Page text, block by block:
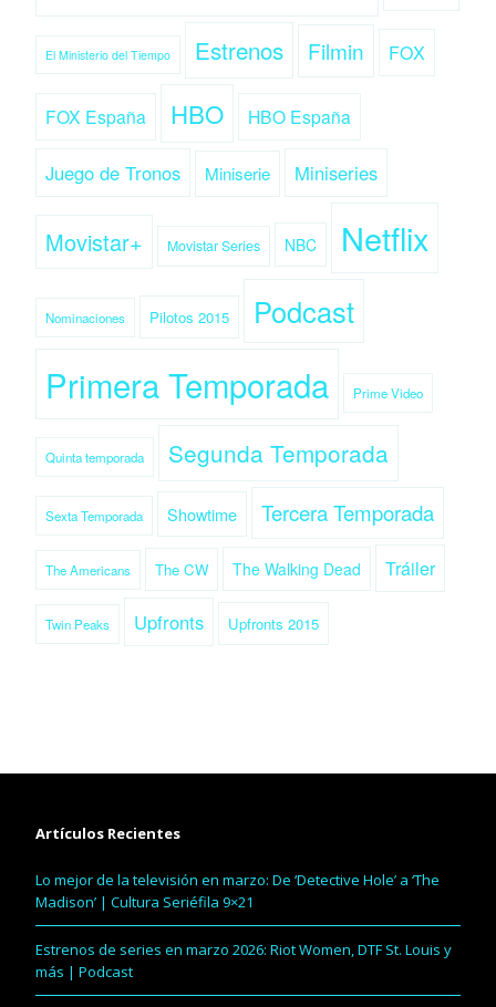
El Ministerio del Tiempo Estrenos Filmin FOX
FOX España HBO HBO España
Juego de Tronos Miniserie Miniseries
Movistar+ Movistar Series NBC Netflix
Nominaciones Pilotos 2015 Podcast
Primera Temporada Prime Video
Quinta temporada Segunda Temporada
Sexta Temporada Showtime Tercera Temporada
The Americans The CW The Walking Dead Tráiler
Twin Peaks Upfronts Upfronts 2015
Artículos Recientes
Lo mejor de la televisión en marzo: De ‘Detective Hole’ a ‘The
Madison’ | Cultura Seriéfila 9×21
Estrenos de series en marzo 2026: Riot Women, DTF St. Louis y
más | Podcast